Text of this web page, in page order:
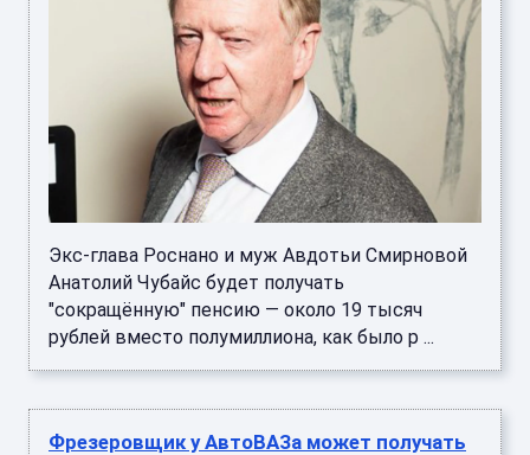
Экс-глава Роснано и муж Авдотьи Смирновой
Анатолий Чубайс будет получать
"сокращённую" пенсию — около 19 тысяч
рублей вместо полумиллиона, как было р ...
Фрезеровщик у АвтоВАЗа может получать